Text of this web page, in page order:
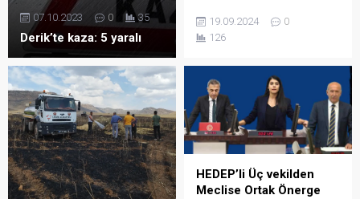
Derik’te kaza: 5 yaralı
07.10.2023 0 35
meydana gelen, 1 polis
memurunun şehit olduğu,
47 kişinin yaralandığı iki
kazaya ilişkin 5 sanığın
yargılanmasına devam
edildi.
19.09.2024
0
126
HEDEP’li Üç vekilden
Meclise Ortak Önerge